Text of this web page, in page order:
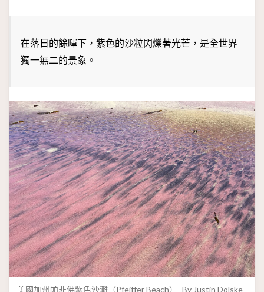
在落日的餘暉下，紫色的沙粒閃爍著光芒，是全世界
獨一無二的景象。
美國加州帕非佛紫色沙灘（Pfeiffer Beach）- By Justin Dolske -